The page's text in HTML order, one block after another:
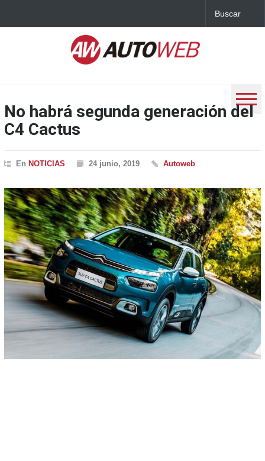
No habrá segunda generación del
C4 Cactus
En NOTICIAS 24 junio, 2019 Autoweb